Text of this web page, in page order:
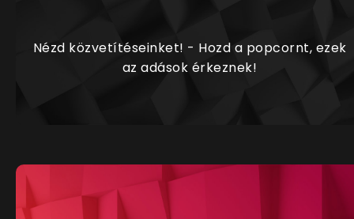
Nézd közvetítéseinket! - Hozd a popcornt, ezek
az adások érkeznek!